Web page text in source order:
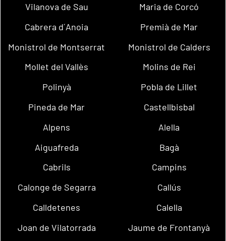
Vilanova de Sau
Maria de Corcó
Cabrera d´Anoia
Premià de Mar
Monistrol de Montserrat
Monistrol de Calders
Mollet del Vallès
Molins de Rei
Polinyà
Pobla de Lillet
Pineda de Mar
Castellbisbal
Alpens
Alella
Aiguafreda
Bagà
Cabrils
Campins
Calonge de Segarra
Callús
Calldetenes
Calella
Joan de Vilatorrada
Jaume de Frontanyà